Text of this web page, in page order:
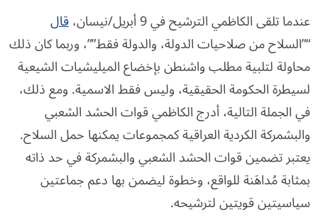
عندما تلقى الكاظمي الترشيح في 9 أبريل/نيسان،
قال
“”السلاح من صلاحيات الدولة، والدولة فقط””، وربما كان ذلك
محاولة لتلبية مطلب واشنطن بإخضاع الميليشيات الشيعية
لسيطرة الحكومة الحقيقية، وليس فقط الاسمية. ومع ذلك،
في الجملة التالية، أدرج الكاظمي قوات الحشد الشعبي
والبشمركة الكردية العراقية كمجموعات يمكنها حمل السلاح.
يعتبر تضمين قوات الحشد الشعبي والبشمركة في حد ذاته
بمثابة مُداهَنة للواقع، وخطوة ليضمن بها دعم جماعتين
سياسيتين قويتين لترشيحه.